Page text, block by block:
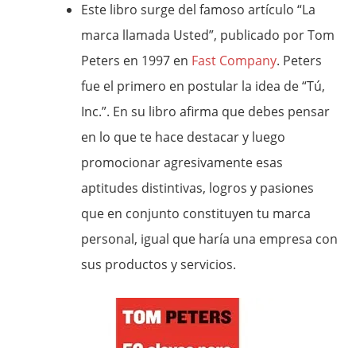
Este libro surge del famoso artículo “La
marca llamada Usted”, publicado por Tom
Peters en 1997 en Fast Company. Peters
fue el primero en postular la idea de “Tú,
Inc.”. En su libro afirma que debes pensar
en lo que te hace destacar y luego
promocionar agresivamente esas
aptitudes distintivas, logros y pasiones
que en conjunto constituyen tu marca
personal, igual que haría una empresa con
sus productos y servicios.